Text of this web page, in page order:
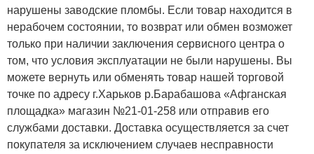
нарушены заводские пломбы. Если товар находится в
нерабочем состоянии, то возврат или обмен возможет
только при наличии заключения сервисного центра о
том, что условия эксплуатации не были нарушены. Вы
можете вернуть или обменять товар нашей торговой
точке по адресу г.Харьков р.Барабашова «Афганская
площадка» магазин №21-01-258 или отправив его
службами доставки. Доставка осуществляется за счет
покупателя за исключением случаев несправности